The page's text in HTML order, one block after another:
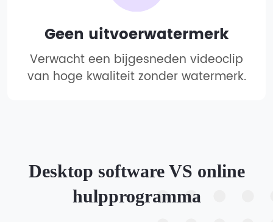
Geen uitvoerwatermerk
Verwacht een bijgesneden videoclip
van hoge kwaliteit zonder watermerk.
Desktop software VS online
hulpprogramma